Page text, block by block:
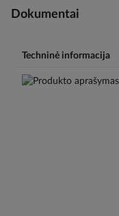
Dokumentai
Techninė informacija